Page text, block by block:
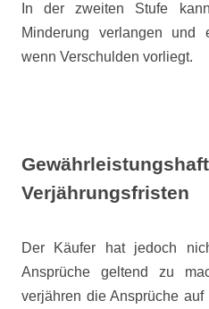
In der zweiten Stufe
Minderung verlangen und
wenn Verschulden vorliegt.
Verjährungsfristen
Der Käufer hat jedoch
Ansprüche geltend zu
verjähren die Ansprüche